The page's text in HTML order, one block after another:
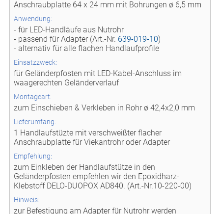
Anschraubplatte 64 x 24 mm mit Bohrungen ø 6,5 mm
Anwendung:
- für LED-Handläufe aus Nutrohr
- passend für Adapter (Art.-Nr. 639-019-10)
- alternativ für alle flachen Handlaufprofile
Einsatzzweck:
für Geländerpfosten mit LED-Kabel-Anschluss im
waagerechten Geländerverlauf
Montageart:
zum Einschieben & Verkleben in Rohr ø 42,4x2,0 mm
Lieferumfang:
1 Handlaufstüzte mit verschweißter flacher
Anschraubplatte für Viekantrohr oder Adapter
Empfehlung:
zum Einkleben der Handlaufstütze in den
Geländerpfosten empfehlen wir den Epoxidharz-
Klebstoff DELO-DUOPOX AD840. (Art.-Nr.10-220-00)
Hinweis:
zur Befestigung am Adapter für Nutrohr werden